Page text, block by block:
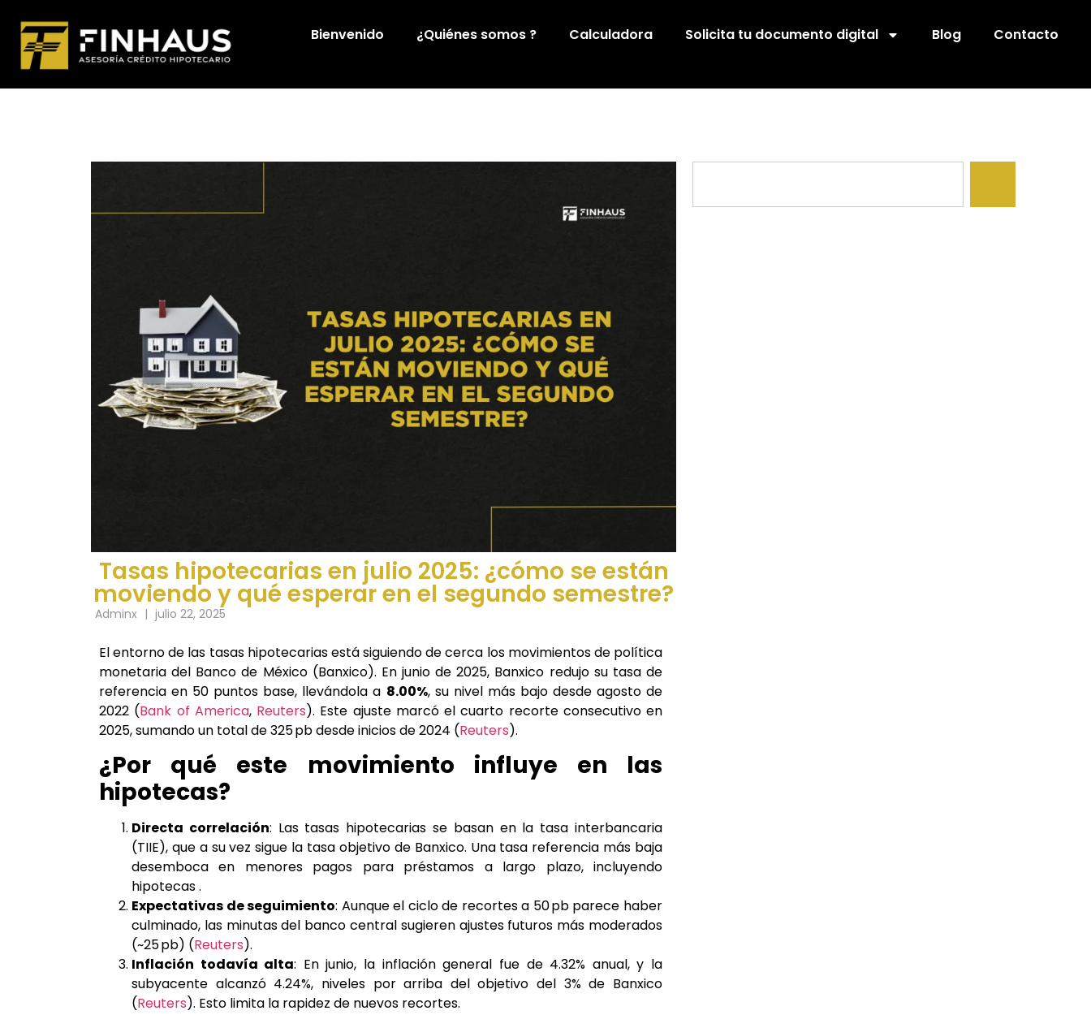
Bienvenido ¿Quiénes somos ? Calculadora Solicita tu documento digital Blog Contacto
Tasas hipotecarias en julio 2025: ¿cómo se están
moviendo y qué esperar en el segundo semestre?
Adminx | julio 22, 2025
El entorno de las tasas hipotecarias está siguiendo de cerca los movimientos de política
monetaria del Banco de México (Banxico). En junio de 2025, Banxico redujo su tasa de
referencia en 50 puntos base, llevándola a 8.00%, su nivel más bajo desde agosto de
2022 (Bank of America,Reuters). Este ajuste marcó el cuarto recorte consecutivo en
2025, sumando un total de 325 pb desde inicios de 2024 (Reuters).
¿Por qué este movimiento influye en las
hipotecas?
Directa correlación: Las tasas hipotecarias se basan en la tasa interbancaria
(TIIE), que a su vez sigue la tasa objetivo de Banxico. Una tasa referencia más baja
desemboca en menores pagos para préstamos a largo plazo, incluyendo
hipotecas .
Expectativas de seguimiento: Aunque el ciclo de recortes a 50 pb parece haber
culminado, las minutas del banco central sugieren ajustes futuros más moderados
(~25 pb) (Reuters).
Inflación todavía alta: En junio, la inflación general fue de 4.32% anual, y la
subyacente alcanzó 4.24%, niveles por arriba del objetivo del 3% de Banxico
(Reuters). Esto limita la rapidez de nuevos recortes.